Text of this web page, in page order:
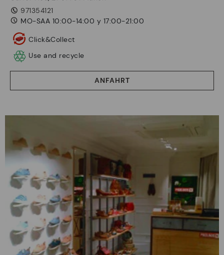
971354121
MO-SAA 10:00-14:00 y 17:00-21:00
Click&Collect
Use and recycle
ANFAHRT